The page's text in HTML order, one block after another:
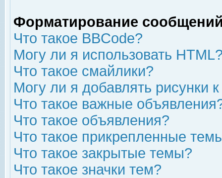
Форматирование
Что такое BBCode?
Могу ли я использовать
Что такое смайлики?
Могу ли я добавлять рисунки
Что такое важные
Что такое объявления?
Что такое прикрепленные
Что такое закрытые темы?
Что такое значки тем?